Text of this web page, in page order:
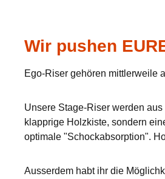
Wir pushen
Ego-Riser gehören mittlerweile
Unsere Stage-Riser werden
klapprige Holzkiste, sondern
optimale "Schockabsorption".
Ausserdem habt ihr die